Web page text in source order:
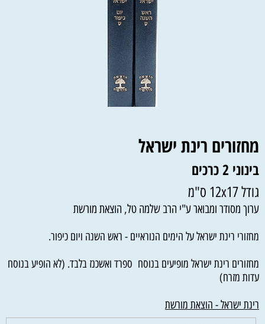
מחזורים רינת ישראל
בינוני 2 כרכים
גודל 12x17 ס"מ
ערוך מסודר ומבואר ע"י הרב שלמה טל, הוצאת מורשת
מחזורי רינת ישראל על הימים הנוראיים - ראש השנה ויום כיפור.
מחזורים רינת ישראל מופיעים בנוסח ספרד ואשכנז בלבד. (לא הופיע בנוסח
עדות מזרח)
רינת ישראל - הוצאת מורשת